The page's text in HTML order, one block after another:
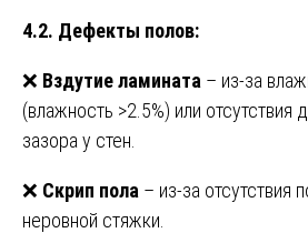
4.2. Дефекты полов:
❌ Вздутие ламината – из-за
(влажность >2.5%) или отсутствия
зазора у стен.
❌ Скрип пола – из-за отсутствия
неровной стяжки.